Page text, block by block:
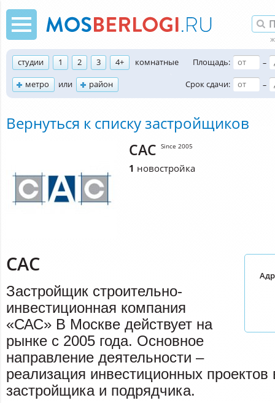
студии 1 2 3 4+
комнатные
метро
или район
Площадь:
–
Срок сдачи:
–
Вернуться к списку застройщиков
САС Since 2005
1 новостройка
САС
Застройщик строительно-
инвестиционная компания
«САС» В Москве действует на
рынке с 2005 года. Основное
направление деятельности –
реализация инвестиционных проектов
застройщика и подрядчика.